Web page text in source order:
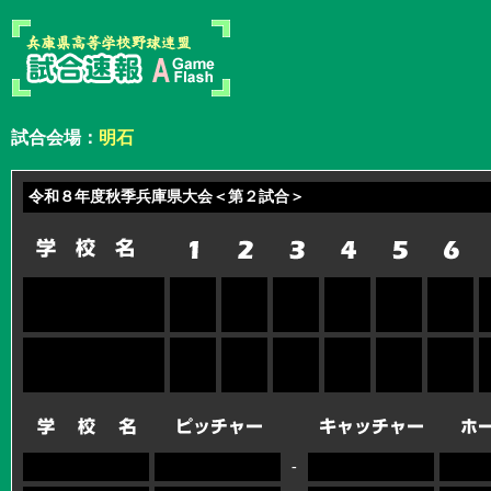
試合会場： 明石
令和８年度秋季兵庫県大会＜第２試合＞
-